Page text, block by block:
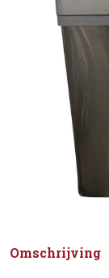
Omschrijving